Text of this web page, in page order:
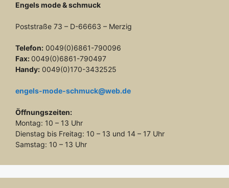
Engels mode & schmuck
Poststraße 73 – D-66663 – Merzig
Telefon: 0049(0)6861-790096
Fax: 0049(0)6861-790497
Handy: 0049(0)170-3432525
engels-mode-schmuck@web.de
Öffnungszeiten:
Montag: 10 – 13 Uhr
Dienstag bis Freitag: 10 – 13 und 14 – 17 Uhr
Samstag: 10 – 13 Uhr